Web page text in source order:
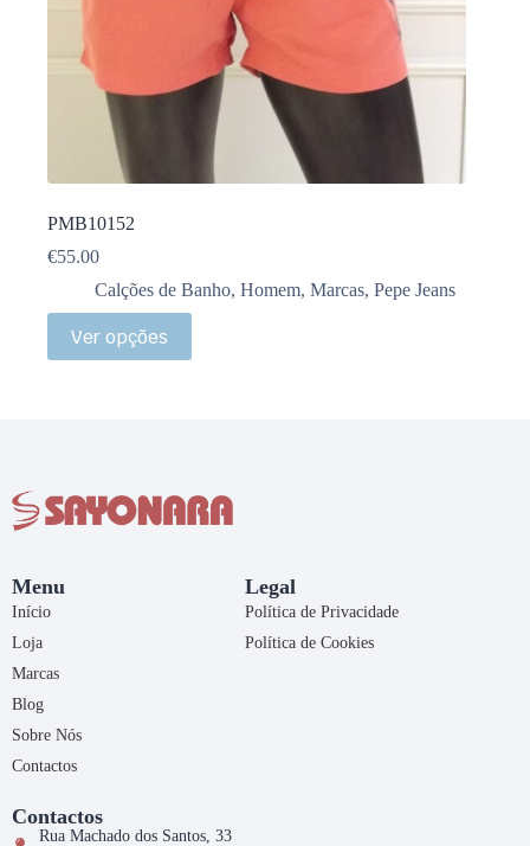
PMB10152
€55.00
Calções de Banho, Homem, Marcas, Pepe Jeans
Ver opções
Menu
Início
Loja
Marcas
Blog
Sobre Nós
Contactos
Legal
Política de Privacidade
Política de Cookies
Contactos
Rua Machado dos Santos, 33